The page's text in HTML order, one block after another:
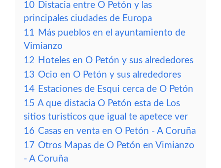
10 Distacia entre O Petón y las
principales ciudades de Europa
11 Más pueblos en el ayuntamiento de
Vimianzo
12 Hoteles en O Petón y sus alrededores
13 Ocio en O Petón y sus alrededores
14 Estaciones de Esqui cerca de O Petón
15 A que distacia O Petón esta de Los
sitios turisticos que igual te apetece ver
16 Casas en venta en O Petón - A Coruña
17 Otros Mapas de O Petón en Vimianzo
- A Coruña